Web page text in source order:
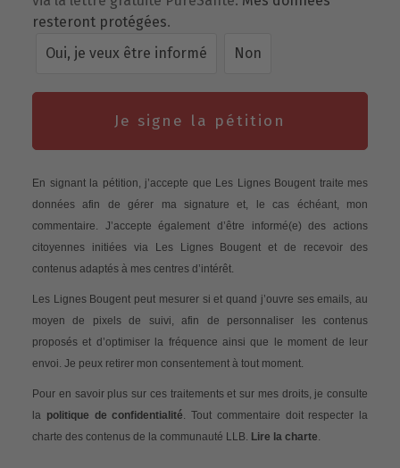
resteront protégées.
Oui, je veux être informé
Non
Je signe la pétition
En signant la pétition, j’accepte que Les Lignes Bougent traite mes
données afin de gérer ma signature et, le cas échéant, mon
commentaire. J’accepte également d’être informé(e) des actions
citoyennes initiées via Les Lignes Bougent et de recevoir des
contenus adaptés à mes centres d’intérêt.
Les Lignes Bougent peut mesurer si et quand j’ouvre ses emails, au
moyen de pixels de suivi, afin de personnaliser les contenus
proposés et d’optimiser la fréquence ainsi que le moment de leur
envoi. Je peux retirer mon consentement à tout moment.
Pour en savoir plus sur ces traitements et sur mes droits, je consulte
la politique de confidentialité. Tout commentaire doit respecter la
charte des contenus de la communauté LLB. Lire la charte.